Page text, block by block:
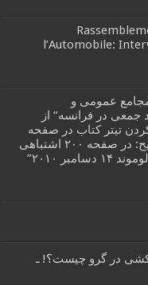
l’Automobile:
عمومی و
جمعی در فرانسه” از
کردن تیتر کتاب در صفحه
ای که باز می شود. توضیح: در صفحه ۲۰۰ اشتباهی
در رفرانس ۳۴ موجود است که صحیح آن “لوموند ۱۴ دسامبر ۲۰۱۰”
در گرو چیست؟! ـ